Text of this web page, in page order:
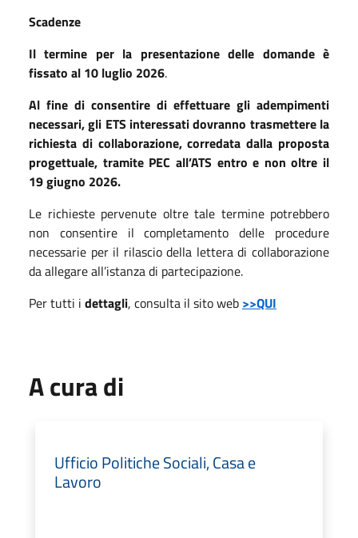
Scadenze
Il termine per la presentazione delle domande è
fissato al 10 luglio 2026.
Al fine di consentire di effettuare gli adempimenti
necessari, gli ETS interessati dovranno trasmettere la
richiesta di collaborazione, corredata dalla proposta
progettuale, tramite PEC all’ATS entro e non oltre il
19 giugno 2026.
Le richieste pervenute oltre tale termine potrebbero
non consentire il completamento delle procedure
necessarie per il rilascio della lettera di collaborazione
da allegare all’istanza di partecipazione.
Per tutti i dettagli, consulta il sito web >>QUI
A cura di
Ufficio Politiche Sociali, Casa e
Lavoro